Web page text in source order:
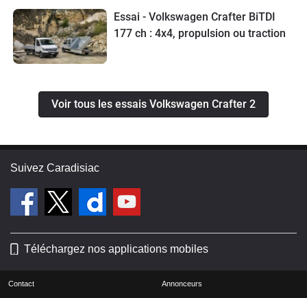
Essai - Volkswagen Crafter BiTDI
177 ch : 4x4, propulsion ou traction
Voir tous les essais Volkswagen Crafter 2
Suivez Caradisiac
Téléchargez nos applications mobiles
Contact Annonceurs